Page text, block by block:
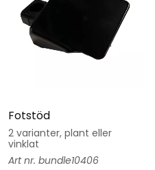
Fotstöd
2 varianter, plant eller
vinklat
bundle10406